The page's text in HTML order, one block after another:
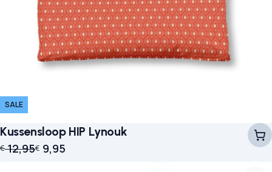
SALE
Kussensloop HIP Lynouk
€12,95
Oorspronkelijke prijs was: € 12,95.
€ 9,95
Huidige prijs is: € 9,95.